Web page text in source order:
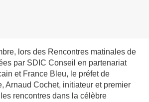
lors des Rencontres matinales de
par SDIC Conseil en partenariat
et France Bleu, le préfet de
Arnaud Cochet, initiateur et premier
rencontres dans la célèbre